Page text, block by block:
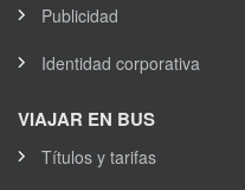
Publicidad
Identidad corporativa
VIAJAR EN BUS
Títulos y tarifas